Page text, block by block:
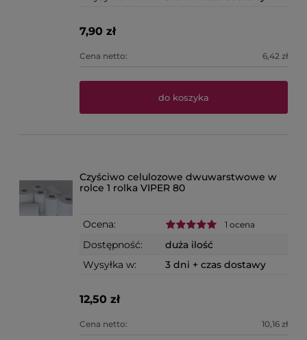
7,90 zł
Cena netto: 6,42 zł
do koszyka
Czyściwo celulozowe dwuwarstwowe w
rolce 1 rolka VIPER 80
Ocena: 1 ocena
Dostępność:
duża ilość
Wysyłka w:
3 dni + czas dostawy
12,50 zł
Cena netto: 10,16 zł